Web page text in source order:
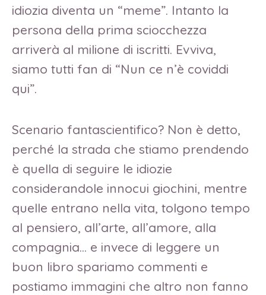
idiozia diventa un “meme”. Intanto la
persona della prima sciocchezza
arriverà al milione di iscritti. Evviva,
siamo tutti fan di “Nun ce n’è coviddi
qui”.
Scenario fantascientifico? Non è detto,
perché la strada che stiamo prendendo
è quella di seguire le idiozie
considerandole innocui giochini, mentre
quelle entrano nella vita, tolgono tempo
al pensiero, all’arte, all’amore, alla
compagnia… e invece di leggere un
buon libro spariamo commenti e
postiamo immagini che altro non fanno